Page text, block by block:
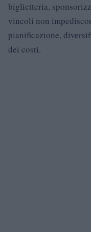
biglietteria,
vincoli non
pianificazione,
dei costi.